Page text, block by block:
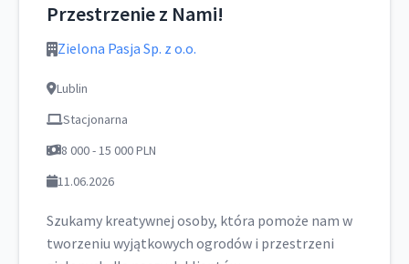
Przestrzenie z Nami!
Zielona Pasja Sp. z o.o.
Lublin
Stacjonarna
8 000 - 15 000 PLN
11.06.2026
Szukamy kreatywnej osoby, która pomoże nam w
tworzeniu wyjątkowych ogrodów i przestrzeni